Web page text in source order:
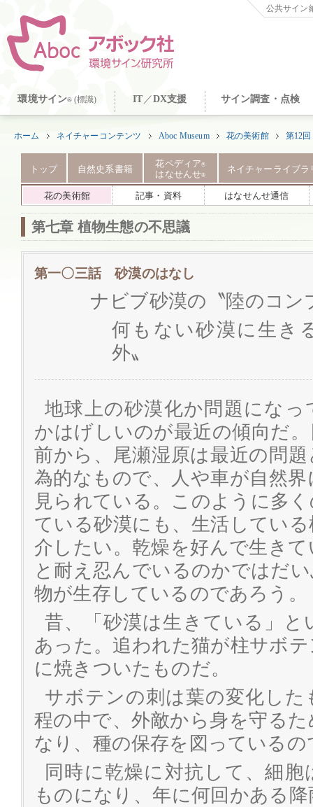
公共サイン
環境サイン® (標識) IT ／DX支援 サイン調査・点検
ホーム ネイチャーコンテンツ Aboc Museum 花の美術館 第12
トップ 自然史系書籍
花ペディア®
はなせんせ®
ネイチャーライブラ
花の美術館 記事・資料 はなせんせ通信
第七章 植物生態の不思議
第一〇三話 砂漠のはなし
ナビブ砂漠の〝陸のコン
何もない砂漠に生
外〟
地球上の砂漠化か問題にな
かはげしいのが最近の傾向だ
前から、尾瀬湿原は最近の問
為的なもので、人や車が自然
見られている。このように多
ている砂漠にも、生活してい
介したい。乾燥を好んで生き
と耐え忍んでいるのかではだ
物が生存しているのであろう。
昔、「砂漠は生きている」
あった。追われた猫が柱サボ
に焼きついたものだ。
サボテンの刺は葉の変化し
程の中で、外敵から身を守る
なり、種の保存を図っている
同時に乾燥に対抗して、細
ものになり、年に何回かある